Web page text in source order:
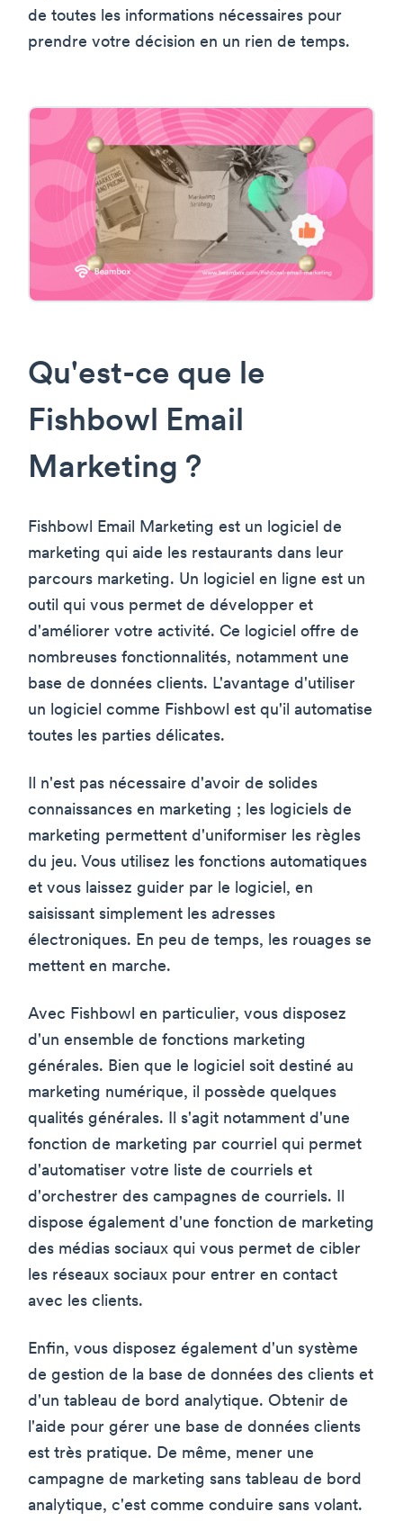
de toutes les informations nécessaires pour
prendre votre décision en un rien de temps.
Qu'est-ce que le
Fishbowl Email
Marketing ?
Fishbowl Email Marketing est un logiciel de
marketing qui aide les restaurants dans leur
parcours marketing. Un logiciel en ligne est un
outil qui vous permet de développer et
d'améliorer votre activité. Ce logiciel offre de
nombreuses fonctionnalités, notamment une
base de données clients. L'avantage d'utiliser
un logiciel comme Fishbowl est qu'il automatise
toutes les parties délicates.
Il n'est pas nécessaire d'avoir de solides
connaissances en marketing ; les logiciels de
marketing permettent d'uniformiser les règles
du jeu. Vous utilisez les fonctions automatiques
et vous laissez guider par le logiciel, en
saisissant simplement les adresses
électroniques. En peu de temps, les rouages se
mettent en marche.
Avec Fishbowl en particulier, vous disposez
d'un ensemble de fonctions marketing
générales. Bien que le logiciel soit destiné au
marketing numérique, il possède quelques
qualités générales. Il s'agit notamment d'une
fonction de marketing par courriel qui permet
d'automatiser votre liste de courriels et
d'orchestrer des campagnes de courriels. Il
dispose également d'une fonction de marketing
des médias sociaux qui vous permet de cibler
les réseaux sociaux pour entrer en contact
avec les clients.
Enfin, vous disposez également d'un système
de gestion de la base de données des clients et
d'un tableau de bord analytique. Obtenir de
l'aide pour gérer une base de données clients
est très pratique. De même, mener une
campagne de marketing sans tableau de bord
analytique, c'est comme conduire sans volant.